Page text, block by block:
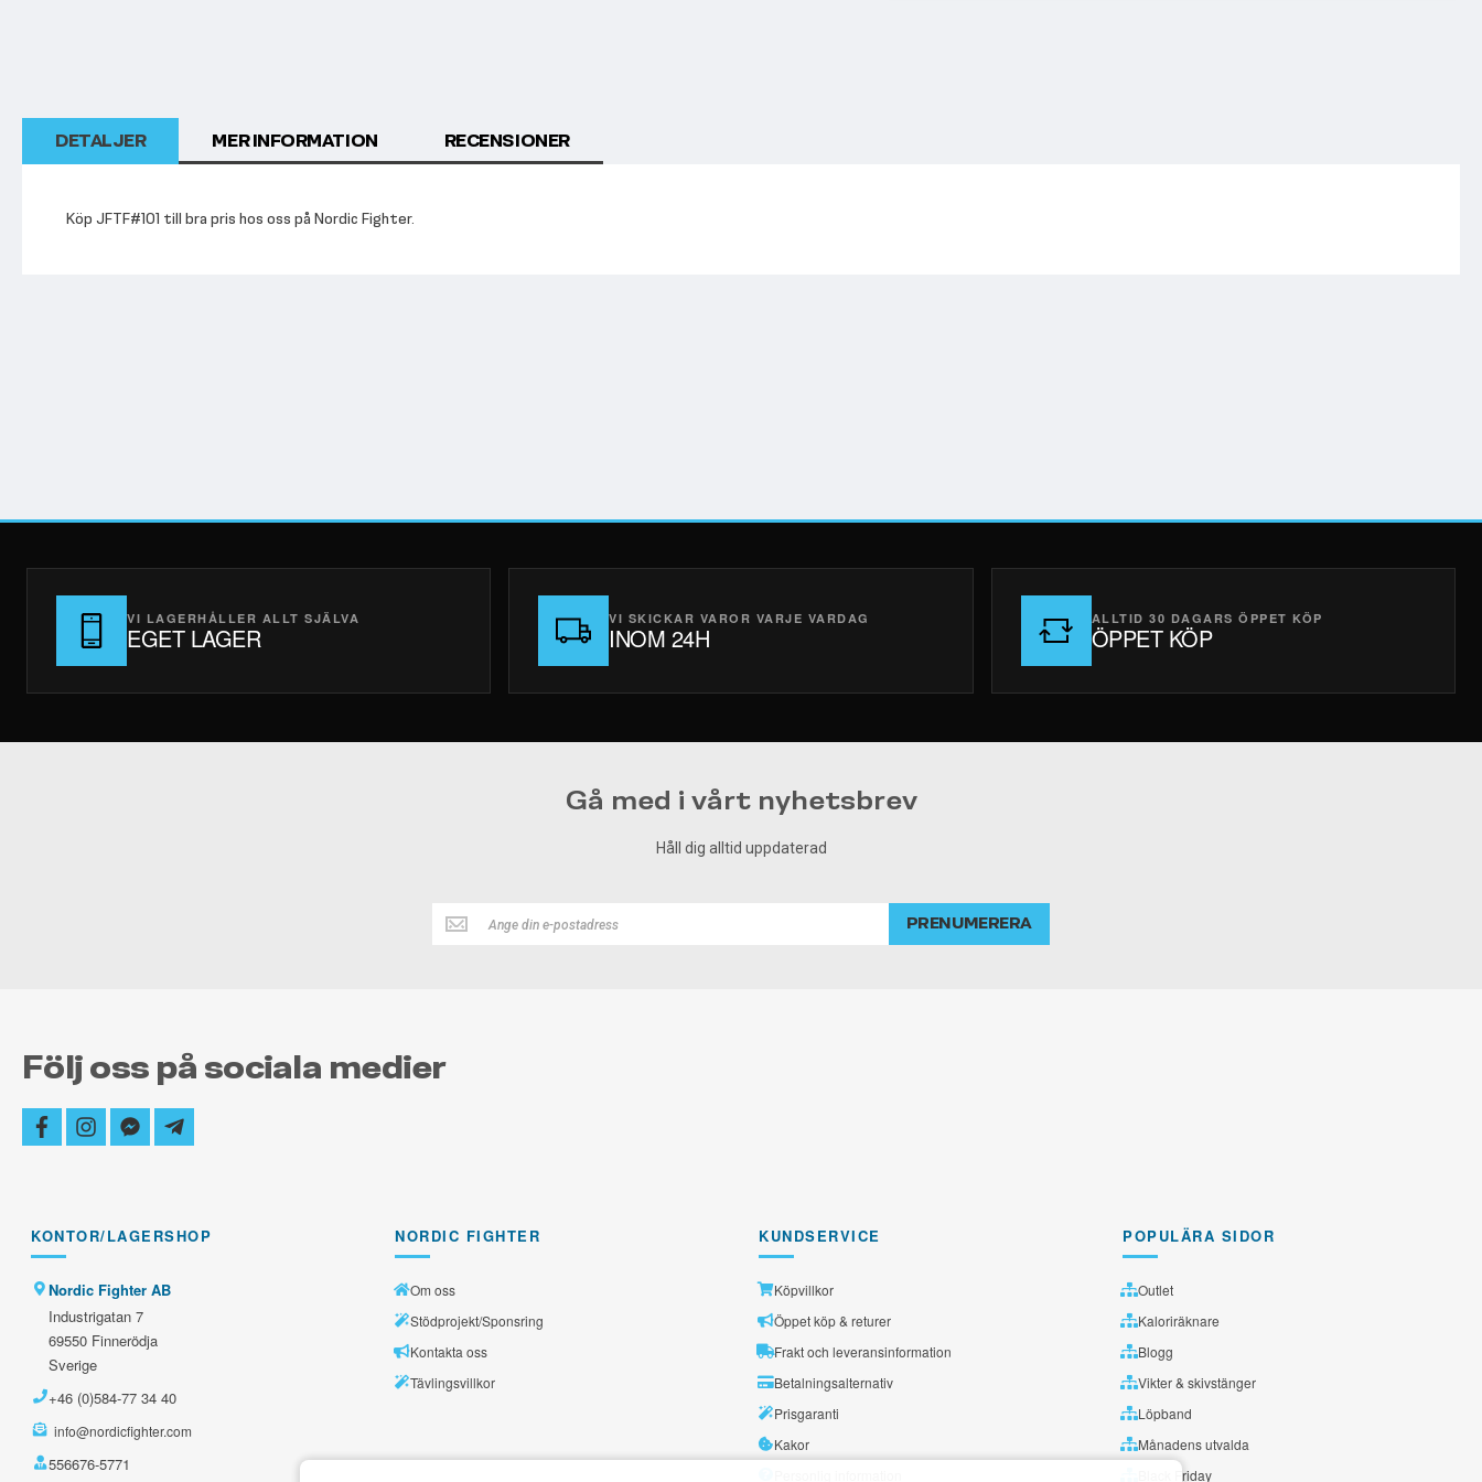
DETALJER
Köp JFTF#101 till bra pris hos oss på Nordic Fighter.
MER INFORMATION RECENSIONER
VI LAGERHÅLLER ALLT SJÄLVA
EGET LAGER
VI SKICKAR VAROR VARJE VARDAG
INOM 24H
ALLTID 30 DAGARS ÖPPET KÖP
ÖPPET KÖP
Gå med i vårt nyhetsbrev
Håll dig alltid uppdaterad
Håll
dig
PRENUMERERA
Följ oss på sociala medier
facebookinstagram
facebook-
messenger
telegram-
plane
KONTOR/LAGERSHOP
Nordic Fighter AB
Industrigatan 7
69550 Finnerödja
Sverige
+46 (0)584-77 34 40
info@nordicfighter.com
556676-5771
NORDIC FIGHTER
Om oss
Stödprojekt/Sponsring
Kontakta oss
Tävlingsvillkor
KUNDSERVICE
Köpvillkor
Öppet köp & returer
Frakt och leveransinformation
Betalningsalternativ
Prisgaranti
Kakor
POPULÄRA SIDOR
Outlet
Kaloriräknare
Blogg
Vikter & skivstänger
Löpband
Månadens utvalda
Black Friday